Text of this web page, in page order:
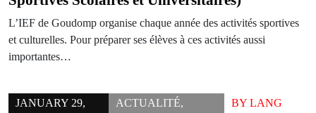
L’IEF de Goudomp organise chaque année des activités sportives
et culturelles. Pour préparer ses élèves à ces activités aussi
importantes…
JANUARY 29,
ACTUALITÉ,
BY LANG